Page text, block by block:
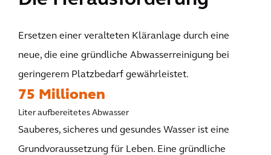
Ersetzen einer veralteten Kläranlage durch eine
neue, die eine gründliche Abwasserreinigung bei
geringerem Platzbedarf gewährleistet.
75 Millionen
Liter aufbereitetes Abwasser
Sauberes, sicheres und gesundes Wasser ist eine
Grundvoraussetzung für Leben. Eine gründliche